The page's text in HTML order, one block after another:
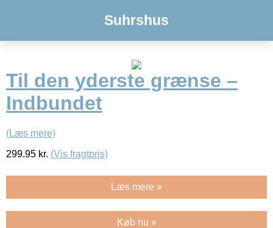
Suhrshus
Til den yderste grænse –
Indbundet
(Læs mere)
299.95 kr. (Vis fragtpris)
Læs mere »
Køb nu »